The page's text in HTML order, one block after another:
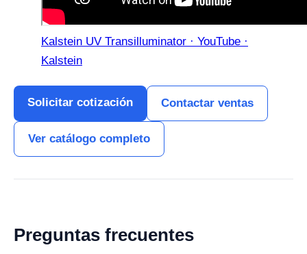
Kalstein UV Transilluminator · YouTube ·
Kalstein
Solicitar cotización Contactar ventas
Ver catálogo completo
Preguntas frecuentes